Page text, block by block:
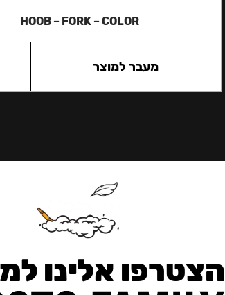
HOOB – FORK – COLOR
מעבר למוצר
הצטרפו אלינו